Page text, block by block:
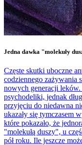
Jedna dawka "molekuły
Częste skutki uboczne
codziennego zażywania
nowych generacji
psychodeliki, jednak
przyjęciu do niedawna
ukazały się tymczasem
które pokazało, że
"molekułą duszy", u
pół roku. Ile jeszcze